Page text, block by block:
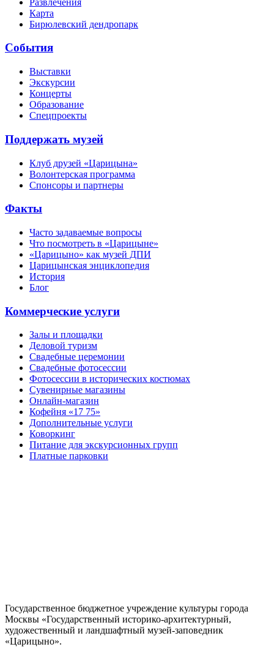
Карта
Бирюлевский дендропарк
События
Выставки
Экскурсии
Концерты
Образование
Спецпроекты
Поддержать музей
Клуб друзей «Царицына»
Волонтерская программа
Спонсоры и партнеры
Факты
Часто задаваемые вопросы
Что посмотреть в «Царицыне»
«Царицыно» как музей ДПИ
Царицынская энциклопедия
История
Блог
Коммерческие услуги
Залы и площадки
Деловой туризм
Свадебные церемонии
Свадебные фотосессии
Фотосессии в исторических костюмах
Сувенирные магазины
Онлайн-магазин
Кофейня «17 75»
Дополнительные услуги
Коворкинг
Питание для экскурсионных групп
Платные парковки
Государственное бюджетное учреждение культуры города
Москвы «Государственный историко-архитектурный,
художественный и ландшафтный музей-заповедник
«Царицыно».